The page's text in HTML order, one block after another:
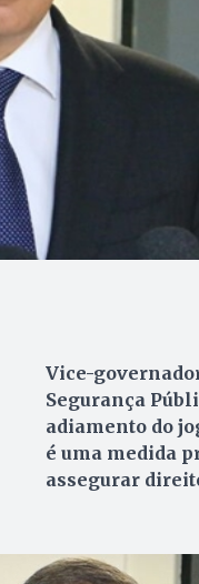
Vice-
Segurança
adiamento do
é uma medida
assegurar